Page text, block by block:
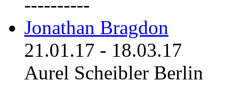
----------
Jonathan Bragdon
21.01.17 - 18.03.17
Aurel Scheibler Berlin